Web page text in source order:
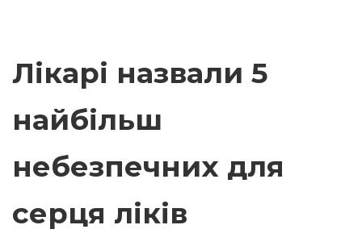
Лікарі назвали 5
найбільш
небезпечних для
серця ліків